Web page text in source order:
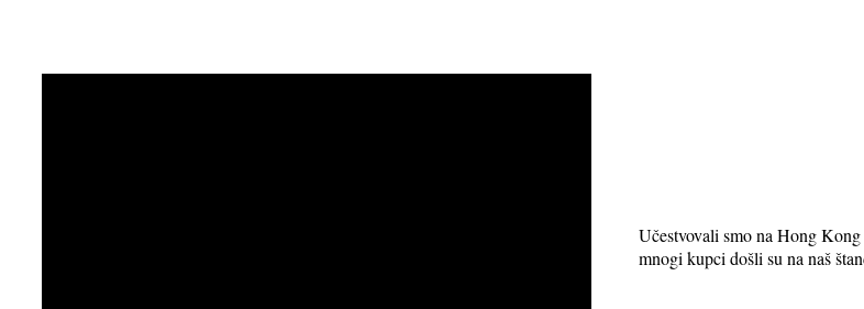
Učestvovali smo na Hong
mnogi kupci došli su na naš